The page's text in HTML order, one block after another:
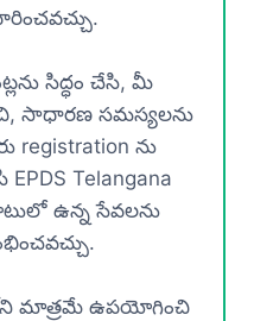
సిద్ధం చేసి, మీ
సాధారణ సమస్యలను
registration ను
Telangana
ఉన్న సేవలను
మాత్రమే ఉపయోగించి